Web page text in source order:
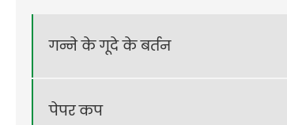
गन्ने के गूदे के बर्तन
पेपर कप